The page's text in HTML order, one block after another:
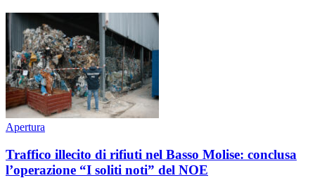
Apertura
Traffico illecito di rifiuti nel Basso Molise: conclusa
l’operazione “I soliti noti” del NOE